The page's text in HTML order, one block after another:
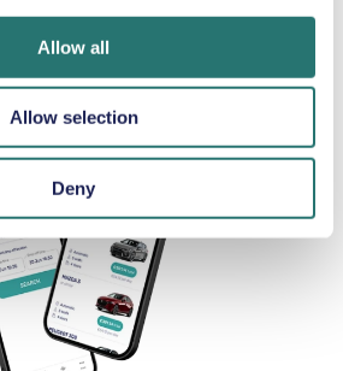
Allow all
Allow selection
Deny
mobilen med vår
via appen.